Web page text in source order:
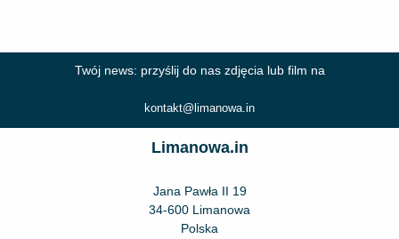
Twój news: przyślij do nas zdjęcia lub film na
kontakt@limanowa.in
Limanowa.in
Jana Pawła II 19
34-600 Limanowa
Polska